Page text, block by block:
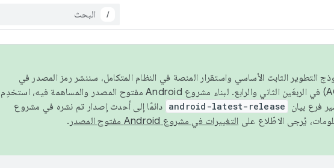
/
اتّساق نموذج التطوير الثابت الأساسي واستقرار المنصة في النظام المتكامل، سننشر رمز المصدر في
فرع بيان android-latest-release دائمًا إلى أحدث إصدار تم نشره في مشروع
التغييرات في مشروع Android مفتوح المصدر .